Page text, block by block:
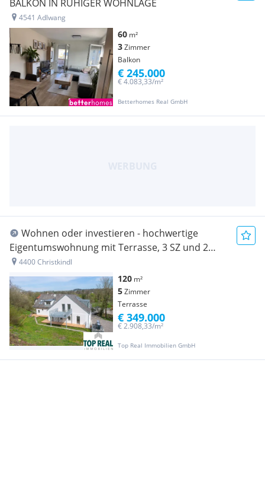
BALKON IN RUHIGER WOHNLAGE
4541 Adlwang
60 m²
3Zimmer
Balkon
Betterhomes Real GmbH
€ 4.083,33/m²
€ 245.000
Wohnen oder investieren - hochwertige
Eigentumswohnung mit Terrasse, 3 SZ und 2
Bädern an der Steyr
4400 Christkindl
120 m²
5Zimmer
Terrasse
Top Real Immobilien GmbH
€ 2.908,33/m²
€ 349.000